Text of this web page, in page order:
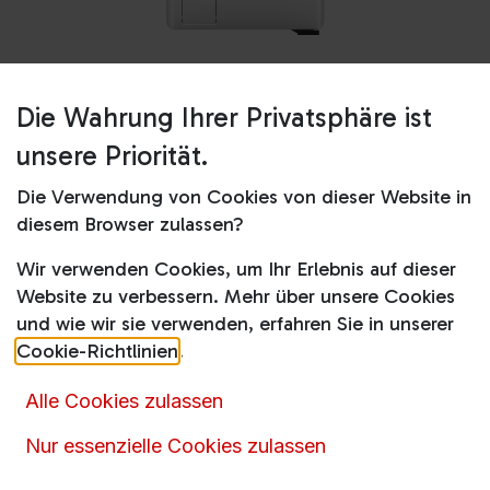
Shop LTR7A80560
LTR7A80560
Produktdatenblatt
777,00€ inkl. MwSt.999,00 €
Online nicht vorrätig
Momentan ist dieser Artikel nicht online verfügbar.
Rufen Sie uns an oder senden Sie uns eine
Die Wahrung Ihrer Privatsphäre ist
unsere Priorität.
Die Verwendung von Cookies von dieser Website in
diesem Browser zulassen?
Wir verwenden Cookies, um Ihr Erlebnis auf dieser
Website zu verbessern. Mehr über unsere Cookies
und wie wir sie verwenden, erfahren Sie in unserer
Cookie-Richtlinien.
Alle Cookies zulassen
Nur essenzielle Cookies zulassen